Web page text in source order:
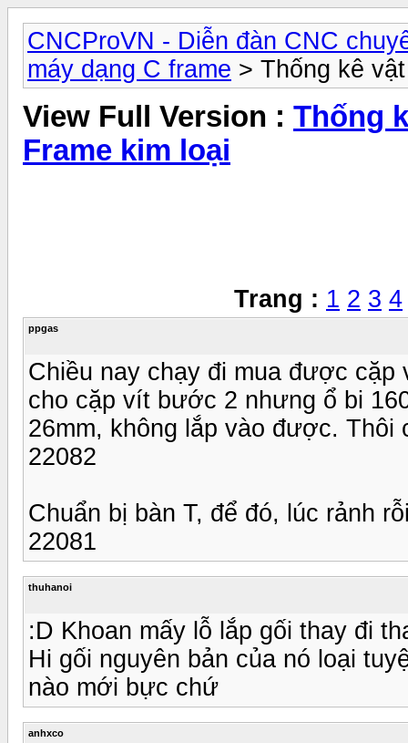
CNCProVN - Diễn đàn CNC
máy dạng C frame > Thống kê
View Full Version : Thống
Frame kim loại
Trang : 1 2 3 4
ppgas
Chiều nay chạy đi mua được
cho cặp vít bước 2 nhưng ổ bi
26mm, không lắp vào được.
22082
Chuẩn bị bàn T, để đó, lúc rảnh
22081
thuhanoi
:D Khoan mấy lỗ lắp gối thay đi
Hi gối nguyên bản của nó loại
nào mới bực chứ
anhxco